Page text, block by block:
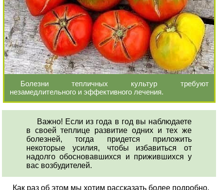
Болезни тепличных культур требуют
незамедлительного и эффективного лечения.
Важно! Если из года в год вы наблюдаете
в своей теплице развитие одних и тех же
болезней, тогда придется приложить
некоторые усилия, чтобы избавиться от
надолго обосновавшихся и прижившихся у
вас возбудителей.
Как раз об этом мы хотим рассказать более подробно.